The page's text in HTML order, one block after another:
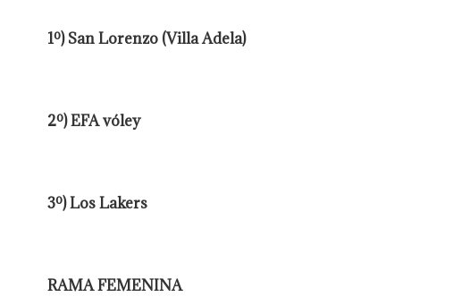
1º) San Lorenzo (Villa Adela)
2º) EFA vóley
3º) Los Lakers
RAMA FEMENINA